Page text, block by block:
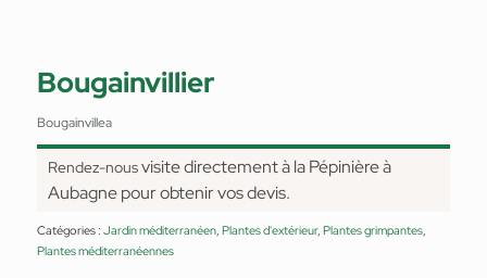
Bougainvillier
Bougainvillea
Rendez-nousvisite directement à la Pépinière à
Aubagne pour obtenir vos devis.
Catégories : Jardin méditerranéen, Plantes d'extérieur, Plantes grimpantes,
Plantes méditerranéennes